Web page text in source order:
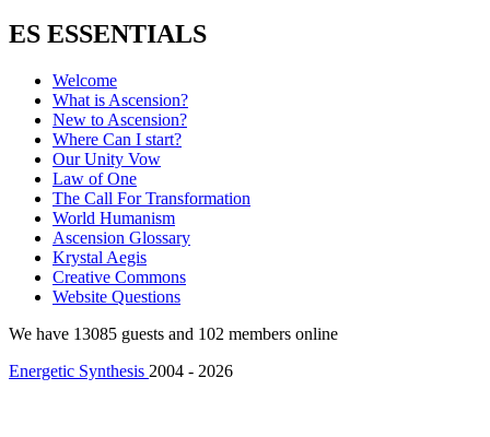
ES ESSENTIALS
Welcome
What is Ascension?
New to Ascension?
Where Can I start?
Our Unity Vow
Law of One
The Call For Transformation
World Humanism
Ascension Glossary
Krystal Aegis
Creative Commons
Website Questions
We have 13085 guests and 102 members online
Energetic Synthesis 2004 - 2026